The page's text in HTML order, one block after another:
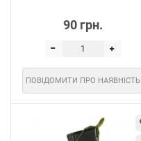
90 грн.
ПОВІДОМИТИ ПРО НАЯВНІСТЬ